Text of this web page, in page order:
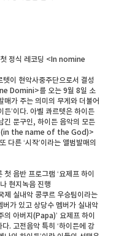
정식 레코딩 <In nomine
이 현악사중주단으로서 결성
Domini>를 오는 9월 8일 소
매가 주는 의미의 무게와 더불어
든’이다. 아벨 콰르텟은 하이든
긴 문구인, 하이든 음악의 모든
(in the name of the God)>
다른 ‘시작’이라는 앨범발매의
음반 프로그램 ‘요제프 하이
현지녹음 진행
제 실내악 콩쿠르 우승팀이라는
가 있고 상당수 멤버가 실내악
의 아버지(Papa)’ 요제프 하이
. 고전음악 특히 ‘하이든에 강